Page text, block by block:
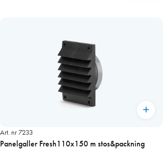
Art. nr 7233
Panelgaller Fresh110x150 m stos&packning